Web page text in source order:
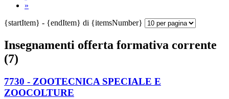
»
{startItem} - {endItem} di {itemsNumber}
Insegnamenti offerta formativa corrente
(7)
7730 - ZOOTECNICA SPECIALE E
ZOOCOLTURE